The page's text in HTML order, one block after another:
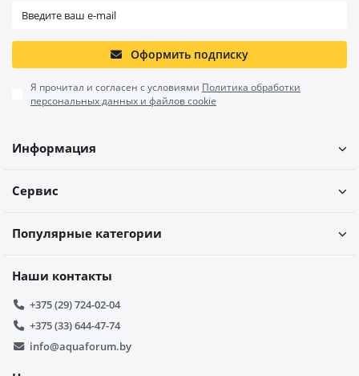
Оформить подписку
Я прочитал и согласен с условиями Политика обработки
персональных данных и файлов cookie
Информация
Сервис
Популярные категории
Наши контакты
+375 (29) 724-02-04
+375 (33) 644-47-74
info@aquaforum.by